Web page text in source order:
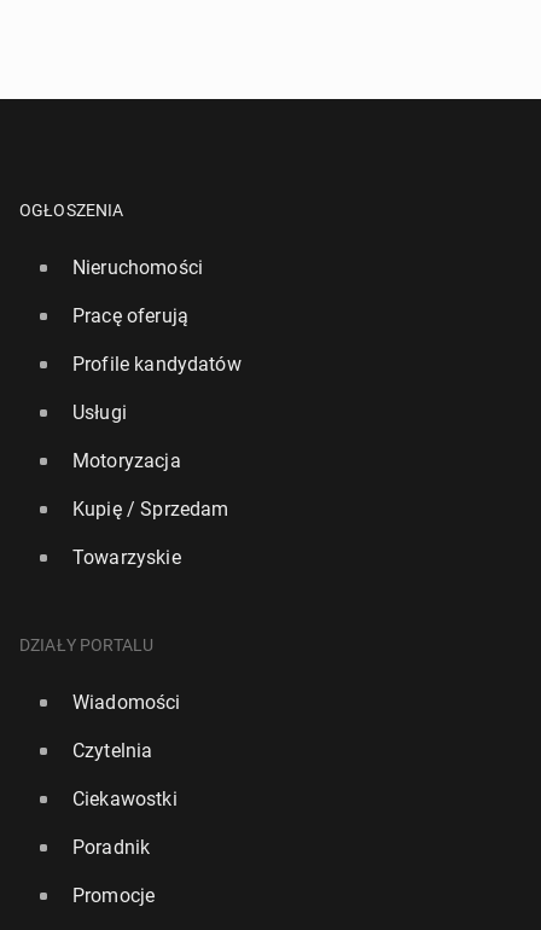
OGŁOSZENIA
Nieruchomości
Pracę oferują
Profile kandydatów
Usługi
Motoryzacja
Kupię / Sprzedam
Towarzyskie
DZIAŁY PORTALU
Wiadomości
Czytelnia
Ciekawostki
Poradnik
Promocje